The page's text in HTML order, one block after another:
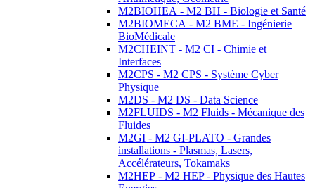
M2BIOHEA - M2 BH - Biologie et Santé
M2BIOMECA - M2 BME - Ingénierie
BioMédicale
M2CHEINT - M2 CI - Chimie et
Interfaces
M2CPS - M2 CPS - Système Cyber
Physique
M2DS - M2 DS - Data Science
M2FLUIDS - M2 Fluids - Mécanique des
Fluides
M2GI - M2 GI-PLATO - Grandes
installations - Plasmas, Lasers,
Accélérateurs, Tokamaks
M2HEP - M2 HEP - Physique des Hautes